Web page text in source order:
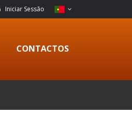
Iniciar Sessão
CONTACTOS